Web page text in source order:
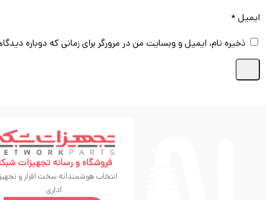
ایمیل*
ذخیره نام، ایمیل و وبسایت من در مرورگر برای زمانی که دوباره
فروشگاه و رسانه تجهیزات
انتخاب هوشمندانه سخت افزار و
اداری